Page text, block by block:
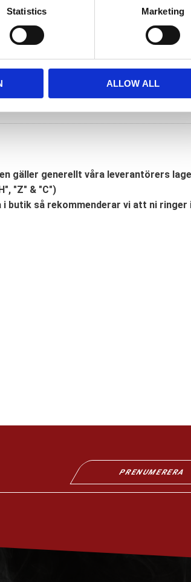
Statistics Marketing
ALLOW ALL
gäller generellt våra leverantörers
"Z" & "C")
i butik så rekommenderar vi att ni ringer
PRENUMERERA